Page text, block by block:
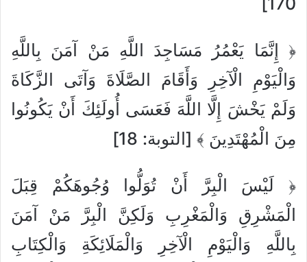
﴿ إِنَّمَا يَعْمُرُ مَسَاجِدَ اللَّهِ مَنْ آمَنَ بِاللَّهِ
وَالْيَوْمِ الْآخِرِ وَأَقَامَ الصَّلَاةَ وَآتَى الزَّكَاةَ
وَلَمْ يَخْشَ إِلَّا اللَّهَ فَعَسَى أُولَئِكَ أَنْ يَكُونُوا
مِنَ الْمُهْتَدِينَ ﴾ [التوبة: 18]
﴿ لَيْسَ الْبِرَّ أَنْ تُوَلُّوا وُجُوهَكُمْ قِبَلَ
الْمَشْرِقِ وَالْمَغْرِبِ وَلَكِنَّ الْبِرَّ مَنْ آمَنَ
بِاللَّهِ وَالْيَوْمِ الْآخِرِ وَالْمَلَائِكَةِ وَالْكِتَابِ